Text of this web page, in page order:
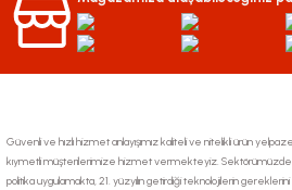
Gönder
Güvenli ve hızlı hizmet anlayışımız kaliteli ve nitelikli ürün
kıymetli müşterilerimize hizmet vermekteyiz. Sektörümüzde iç
politika uygulamakta, 21. yüzyılın getirdiği teknolojilerin